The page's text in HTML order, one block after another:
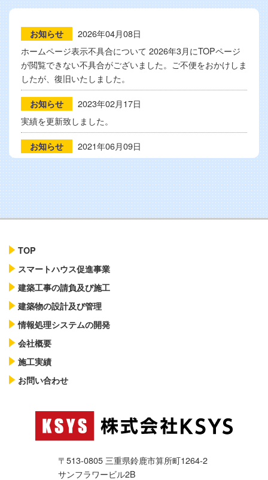
お知らせ
2026年04月08日
ホームページ表示不具合について 2026年3月にTOPページ
が閲覧できない不具合がございました。ご不便をおかけしま
したが、復旧いたしました。
お知らせ
2023年02月17日
実績を更新致しました。
お知らせ
2021年06月09日
実績を更新致しました。
お知らせ
2021年04月08日
実績を更新致しました。
実績を更新致しました。
お知らせ
2018年09月19日
ホームページを公開しました
TOP
スマートハウス促進事業
建築工事の請負及び施工
建築物の設計及び管理
情報処理システムの開発
会社概要
施工実績
お問い合わせ
〒513-0805 三重県鈴鹿市算所町1264-2
サンフラワービル2B